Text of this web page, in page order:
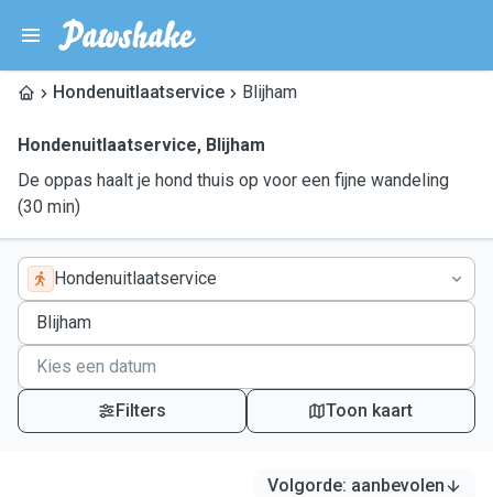
Hondenuitlaatservice Blijham
Hondenuitlaatservice, Blijham
De oppas haalt je hond thuis op voor een fijne wandeling
(30 min)
Hondenuitlaatservice
Filters Toon kaart
Volgorde: aanbevolen